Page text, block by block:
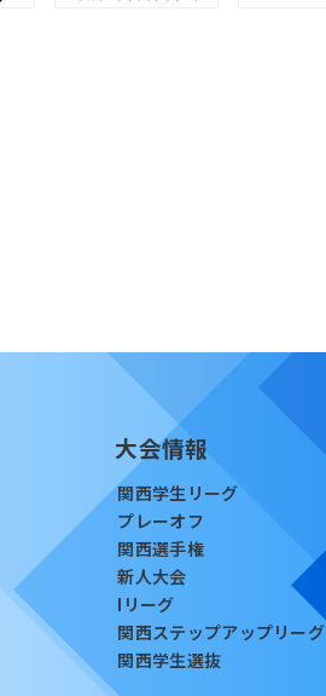
大会情報
関西学生リーグ
プレーオフ
関西選手権
新人大会
Iリーグ
関西ステップアップリーグ
関西学生選抜